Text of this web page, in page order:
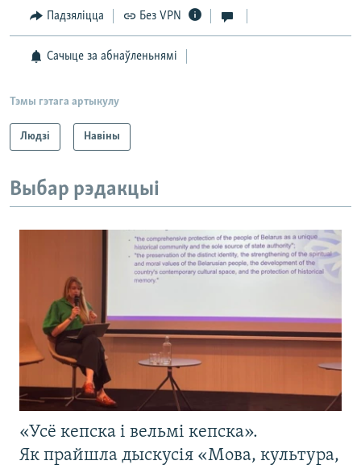
Падзяліцца Без VPN
Сачыце за абнаўленьнямі
Тэмы гэтага артыкулу
Людзі Навіны
Выбар рэдакцыі
«Усё кепска і вельмі кепска».
Як прайшла дыскусія «Мова, культура,